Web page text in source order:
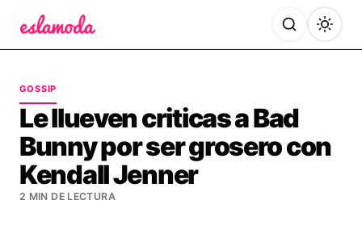
GOSSIP
Le llueven criticas a Bad
Bunny por ser grosero con
Kendall Jenner
2 MIN DE LECTURA